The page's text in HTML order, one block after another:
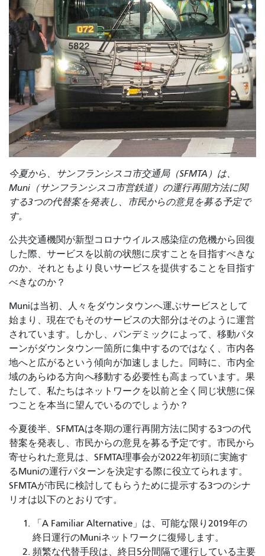
今夏から、サンフランシスコ市交通局（SFMTA）は、
Muni（サンフランシスコ市営鉄道）の運行再開方法に関
する3つの代替案を発表し、市民からの意見を募る予定で
す。
公共交通機関が新型コロナウイルス感染症の危機から回復
した際、サービスを以前の状態に戻すことを目指すべきな
のか、それともより良いサービスを提供することを目指す
べきなのか？
Muniは当初、人々をダウンタウンへ運ぶサービスとして
始まり、現在でもそのサービスの大部分はそのように運営
されています。しかし、パンデミックによって、移動パタ
ーンがダウンタウン一箇所に集中するのではなく、市内各
地へと広がるという傾向が加速しました。同時に、市内全
域のあらゆる方向へ移動する必要性も高まっています。果
たして、私たちはネットワークを以前と全く同じ状態に保
つことを本当に望んでいるのでしょうか？
今夏後半、SFMTAは冬期の運行再開方法に関する3つの代
替案を発表し、市民からの意見を募る予定です。市民から
寄せられた意見は、SFMTA理事会が2022年初頭に実施す
るMuniの運行パターンを決定する際に役立てられます。
SFMTAが市民に検討してもらうために提示する3つのシナ
リオは以下のとおりです。
「A Familiar Alternative」は、可能な限り2019年の
終日運行のMuniネットワークに復帰します。
頻繁な代替手段は、終日5分間隔で運行している主要